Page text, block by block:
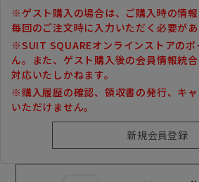
※ゲスト購入の場合は、ご購入時の情報
毎回のご注文時に入力いただく必要があ
※SUIT SQUAREオンラインストアのポ
ん。また、ゲスト購入後の会員情報統合
対応いたしかねます。
※購入履歴の確認、領収書の発行、キ
いただけません。